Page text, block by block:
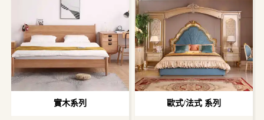
實木系列 歐式/法式 系列